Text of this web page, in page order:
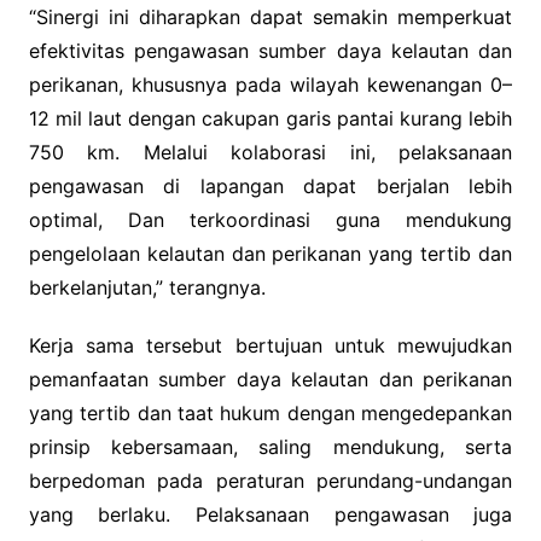
“Sinergi ini diharapkan dapat semakin memperkuat
efektivitas pengawasan sumber daya kelautan dan
perikanan, khususnya pada wilayah kewenangan 0–
12 mil laut dengan cakupan garis pantai kurang lebih
750 km. Melalui kolaborasi ini, pelaksanaan
pengawasan di lapangan dapat berjalan lebih
optimal, Dan terkoordinasi guna mendukung
pengelolaan kelautan dan perikanan yang tertib dan
berkelanjutan,” terangnya.
Kerja sama tersebut bertujuan untuk mewujudkan
pemanfaatan sumber daya kelautan dan perikanan
yang tertib dan taat hukum dengan mengedepankan
prinsip kebersamaan, saling mendukung, serta
berpedoman pada peraturan perundang-undangan
yang berlaku. Pelaksanaan pengawasan juga